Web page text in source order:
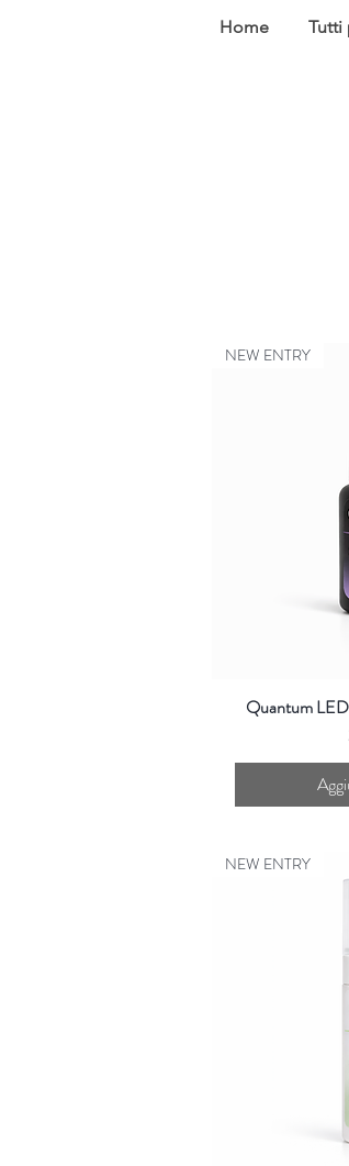
Home Tutti
NEW ENTRY
Quantum
NEW ENTRY